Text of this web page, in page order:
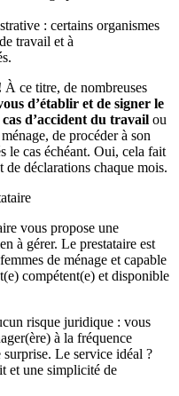
: certains organismes
travail et à
À ce titre, de nombreuses
d’établir et de signer le
d’accident du travail ou
de procéder à son
le cas échéant. Oui, cela fait
de déclarations chaque mois.
vous propose une
à gérer. Le prestataire est
de ménage et capable
compétent(e) et disponible
risque juridique : vous
à la fréquence
Le service idéal ?
et une simplicité de